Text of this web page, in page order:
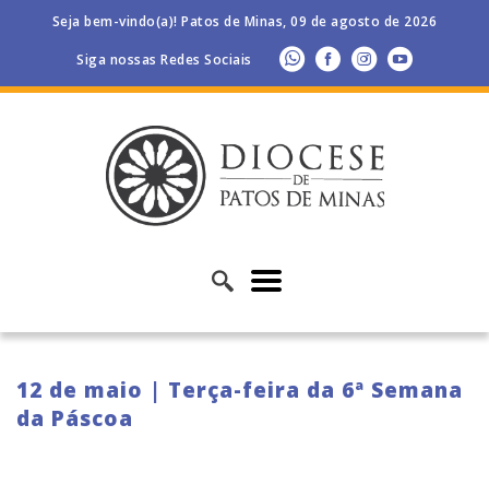
Seja bem-vindo(a)! Patos de Minas, 09 de agosto de 2026
Siga nossas Redes Sociais
12 de maio | Terça-feira da 6ª Semana
da Páscoa